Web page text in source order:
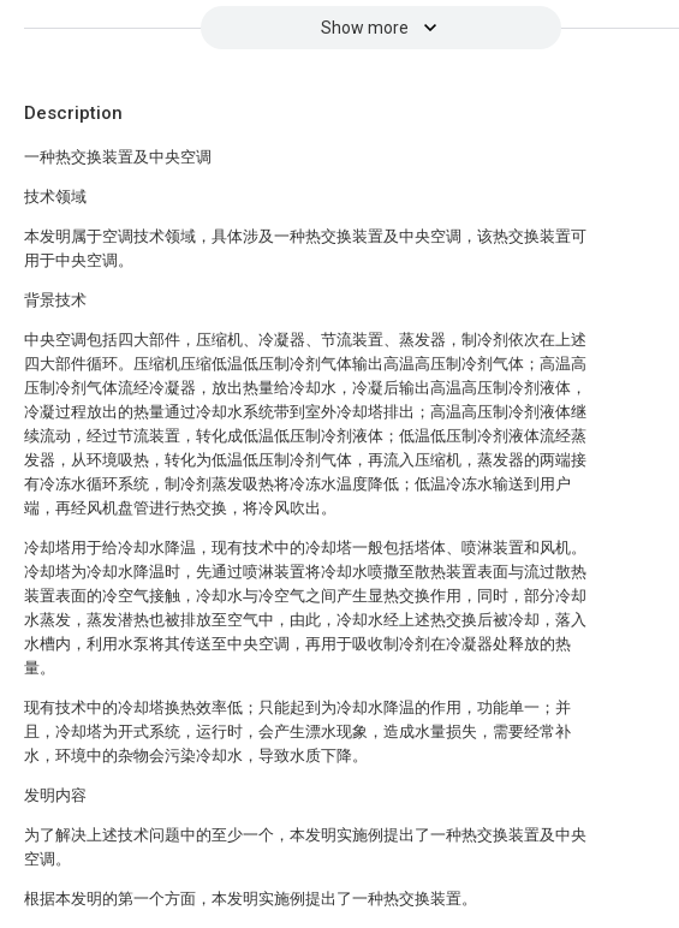
Show more
Description
一种热交换装置及中央空调
技术领域
本发明属于空调技术领域，具体涉及一种热交换装置及中央空调，该热交换装置可
用于中央空调。
背景技术
中央空调包括四大部件，压缩机、冷凝器、节流装置、蒸发器，制冷剂依次在上述
四大部件循环。压缩机压缩低温低压制冷剂气体输出高温高压制冷剂气体；高温高
压制冷剂气体流经冷凝器，放出热量给冷却水，冷凝后输出高温高压制冷剂液体，
冷凝过程放出的热量通过冷却水系统带到室外冷却塔排出；高温高压制冷剂液体继
续流动，经过节流装置，转化成低温低压制冷剂液体；低温低压制冷剂液体流经蒸
发器，从环境吸热，转化为低温低压制冷剂气体，再流入压缩机，蒸发器的两端接
有冷冻水循环系统，制冷剂蒸发吸热将冷冻水温度降低；低温冷冻水输送到用户
端，再经风机盘管进行热交换，将冷风吹出。
冷却塔用于给冷却水降温，现有技术中的冷却塔一般包括塔体、喷淋装置和风机。
冷却塔为冷却水降温时，先通过喷淋装置将冷却水喷撒至散热装置表面与流过散热
装置表面的冷空气接触，冷却水与冷空气之间产生显热交换作用，同时，部分冷却
水蒸发，蒸发潜热也被排放至空气中，由此，冷却水经上述热交换后被冷却，落入
水槽内，利用水泵将其传送至中央空调，再用于吸收制冷剂在冷凝器处释放的热
量。
现有技术中的冷却塔换热效率低；只能起到为冷却水降温的作用，功能单一；并
且，冷却塔为开式系统，运行时，会产生漂水现象，造成水量损失，需要经常补
水，环境中的杂物会污染冷却水，导致水质下降。
发明内容
为了解决上述技术问题中的至少一个，本发明实施例提出了一种热交换装置及中央
空调。
根据本发明的第一个方面，本发明实施例提出了一种热交换装置。